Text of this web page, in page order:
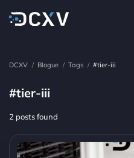
DCXV / Blogue / Tags / #tier-iii
#tier-iii
2 posts found